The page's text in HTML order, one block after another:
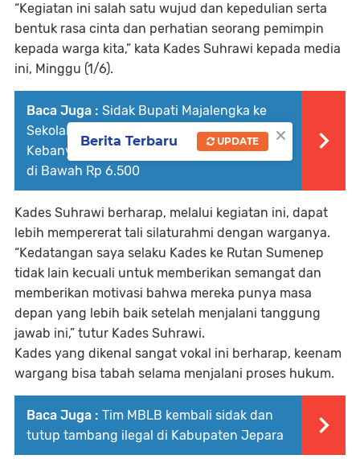
“Kegiatan ini salah satu wujud dan kepedulian serta
bentuk rasa cinta dan perhatian seorang pemimpin
kepada warga kita,” kata Kades Suhrawi kepada media
ini, Minggu (1/6).
Baca Juga : Sidak Bupati Majalengka ke
Sekolah: SPPG Dinilai 'Ambil Untung
Kebanyakan', Harga Menu MBG Ditemukan
di Bawah Rp 6.500
Kades Suhrawi berharap, melalui kegiatan ini, dapat
lebih mempererat tali silaturahmi dengan warganya.
“Kedatangan saya selaku Kades ke Rutan Sumenep
tidak lain kecuali untuk memberikan semangat dan
memberikan motivasi bahwa mereka punya masa
depan yang lebih baik setelah menjalani tanggung
jawab ini,” tutur Kades Suhrawi.
Kades yang dikenal sangat vokal ini berharap, keenam
wargang bisa tabah selama menjalani proses hukum.
Baca Juga : Tim MBLB kembali sidak dan
tutup tambang ilegal di Kabupaten Jepara
×
Berita Terbaru UPDATE